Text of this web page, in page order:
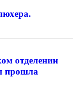
отделении
прошла